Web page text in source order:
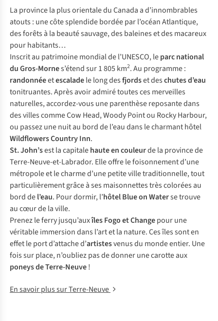
La province la plus orientale du Canada a d’innombrables
atouts : une côte splendide bordée par l’océan Atlantique,
des forêts à la beauté sauvage, des baleines et des macareux
pour habitants…
Inscrit au patrimoine mondial de l’UNESCO, leparc national
du Gros-Mornes’étend sur 1 805 km2. Au programme :
randonnéeetescaladele long desfjordset deschutes d’eau
tonitruantes. Après avoir admiré toutes ces merveilles
naturelles, accordez-vous une parenthèse reposante dans
des villes comme Cow Head, Woody Point ou Rocky Harbour,
ou passez une nuit au bord de l’eau dans le charmant hôtel
Wildflowers Country Inn.
St. John’sest la capitalehaute en couleurde la province de
Terre-Neuve-et-Labrador. Elle offre le foisonnement d’une
métropole et le charme d’une petite ville traditionnelle, tout
particulièrement grâce à ses maisonnettes très colorées au
bord del’eau. Pour dormir, l’hôtel Blue on Waterse trouve
au cœur de la ville.
Prenez le ferry jusqu’auxîles Fogo et Changepour une
véritable immersion dans l’art et la nature. Ces îles sont en
effet le port d’attache d’artistesvenus du monde entier. Une
fois sur place, n’oubliez pas de donner une carotte aux
poneys de Terre-Neuve!
En savoir plus sur Terre-Neuve